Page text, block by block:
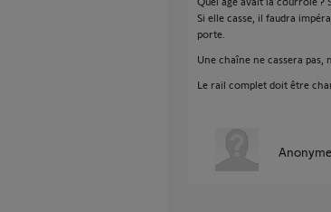
Si elle casse, il faudra
porte.
Une chaîne ne cassera pas,
Le rail complet doit être
Anonyme